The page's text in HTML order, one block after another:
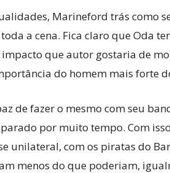
Marineford trás como
a cena. Fica claro que Oda
que autor gostaria de
do homem mais forte
de fazer o mesmo com seu
por muito tempo. Com
unilateral, com os piratas do
menos do que poderiam,